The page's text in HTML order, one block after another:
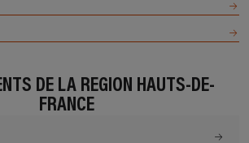
DE LA RÉGION HAUTS-DE-
FRANCE